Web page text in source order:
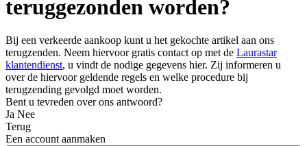
teruggezonden worden?
Bij een verkeerde aankoop kunt u het gekochte artikel aan ons
terugzenden. Neem hiervoor gratis contact op met de Laurastar
klantendienst, u vindt de nodige gegevens hier. Zij informeren u
over de hiervoor geldende regels en welke procedure bij
terugzending gevolgd moet worden.
Bent u tevreden over ons antwoord?
Ja Nee
Terug
Een account aanmaken